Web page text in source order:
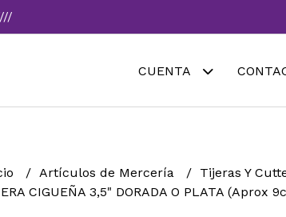
CUENTA
Artículos de Mercería
Tijeras Y
CIGUEÑA 3,5" DORADA O PLATA (Aprox